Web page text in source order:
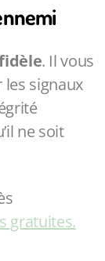
. Il vous
signaux
ne soit
gratuites.